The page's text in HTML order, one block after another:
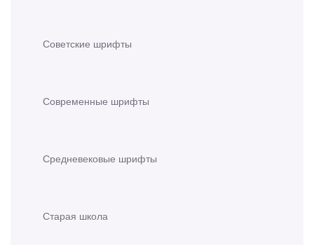
Советские шрифты
Современные шрифты
Средневековые шрифты
Старая школа